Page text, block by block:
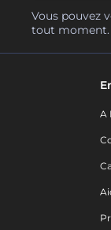
Vous pouvez
tout moment.
A